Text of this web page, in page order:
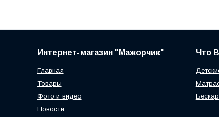
Интернет-магазин "Мажорчик"
Главная
Товары
Фото и видео
Новости
Что